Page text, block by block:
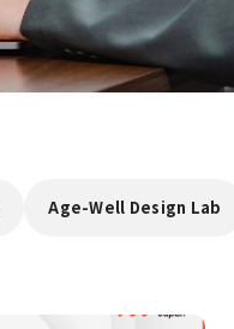
Age-Well Design Lab